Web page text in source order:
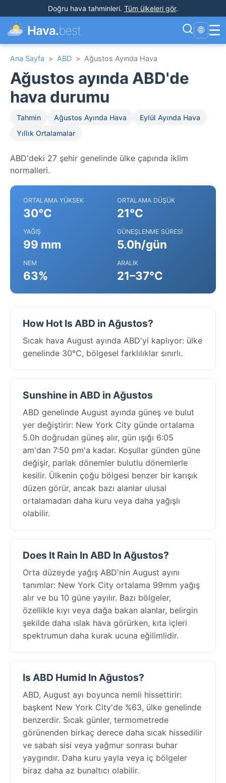
Doğru hava tahminleri. Tüm ülkeleri gör.
Hava.best 🌐 ☰
Ana Sayfa > ABD > Ağustos Ayında Hava
Ağustos ayında ABD'de
hava durumu
Tahmin Ağustos Ayında Hava
Eylül Ayında Hava
Yıllık Ortalamalar
ABD'deki 27 şehir genelinde ülke çapında iklim
normalleri.
ORTALAMA YÜKSEK
30°C
ORTALAMA DÜŞÜK
21°C
YAĞIŞ
99 mm
GÜNEŞLENME SÜRESI
5.0h/gün
NEM
63%
ARALIK
21–37°C
How Hot Is ABD in Ağustos?
Sıcak hava August ayında ABD'yi kaplıyor: ülke
genelinde 30°C, bölgesel farklılıklar sınırlı.
Sunshine in ABD in Ağustos
ABD genelinde August ayında güneş ve bulut
yer değiştirir: New York City günde ortalama
5.0h doğrudan güneş alır, gün ışığı 6:05
am'dan 7:50 pm'a kadar. Koşullar günden güne
değişir, parlak dönemler bulutlu dönemlerle
kesilir. Ülkenin çoğu bölgesi benzer bir karışık
düzen görür, ancak bazı alanlar ulusal
ortalamadan daha kuru veya daha yağışlı
olabilir.
Does It Rain In ABD In Ağustos?
Orta düzeyde yağış ABD'nin August ayını
tanımlar: New York City ortalama 99mm yağış
alır ve bu 10 güne yayılır. Bazı bölgeler,
özellikle kıyı veya dağa bakan alanlar, belirgin
şekilde daha ıslak hava görürken, kıta içleri
spektrumun daha kurak ucuna eğilimlidir.
Is ABD Humid In Ağustos?
ABD, August ayı boyunca nemli hissettirir:
başkent New York City'de %63, ülke genelinde
benzerdir. Sıcak günler, termometrede
görünenden birkaç derece daha sıcak hissedilir
ve sabah sisi veya yağmur sonrası buhar
yaygındır. Daha kuru yayla veya iç bölgeler
biraz daha az bunaltıcı olabilir.